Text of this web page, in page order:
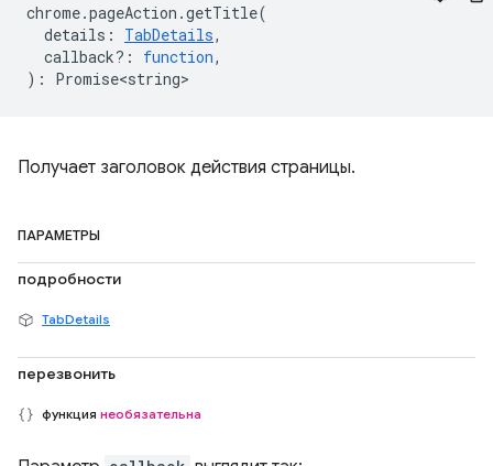
chrome.pageAction .getTitle(
details : TabDetails,
callback? : function,
) : Promise<string>
Получает заголовок действия страницы.
ПАРАМЕТРЫ
подробности
TabDetails
перезвонить
функция необязательна